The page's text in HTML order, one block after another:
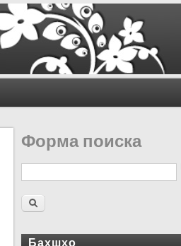
Форма поиска
Бахшҳо